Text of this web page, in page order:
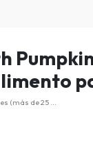
(más de 25 ...